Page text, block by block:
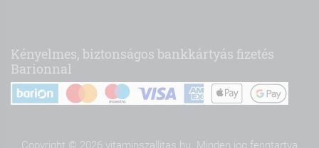
Kényelmes, biztonságos bankkártyás fizetés
Barionnal
Copyright © 2026 vitaminszallitas.hu. Minden jog fenntartva